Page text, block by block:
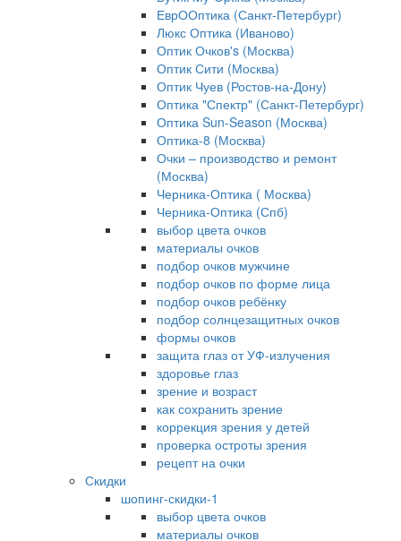
ЕврООптика (Санкт-Петербург)
Люкс Оптика (Иваново)
Оптик Очков's (Москва)
Оптик Сити (Москва)
Оптик Чуев (Ростов-на-Дону)
Оптика "Спектр" (Санкт-Петербург)
Оптика Sun-Season (Москва)
Оптика-8 (Москва)
Очки – производство и ремонт
(Москва)
Черника-Оптика ( Москва)
Черника-Оптика (Спб)
выбор цвета очков
материалы очков
подбор очков мужчине
подбор очков по форме лица
подбор очков ребёнку
подбор солнцезащитных очков
формы очков
защита глаз от УФ-излучения
здоровье глаз
зрение и возраст
как сохранить зрение
коррекция зрения у детей
проверка остроты зрения
рецепт на очки
Скидки
шопинг-скидки-1
выбор цвета очков
материалы очков